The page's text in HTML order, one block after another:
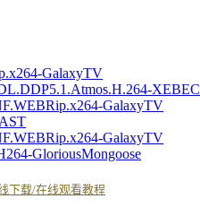
GalaxyTV
XEBEC
GalaxyTV
GalaxyTV
GloriousMongoose
下载/在线观看教程